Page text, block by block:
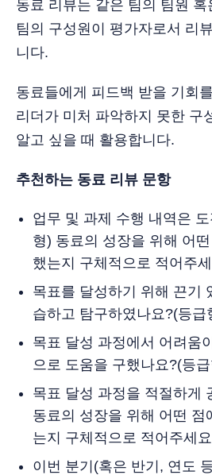
동료 리뷰는 같은 팀의 팀원
팀의 구성원이 평가자로서 리
니다.
동료들에게 피드백 받을 기회
리더가 미처 파악하지 못한 구
알고 싶을 때 활용합니다.
추천하는 동료 리뷰 문항
업무 및 과제 수행 내역은
형) 동료의 성장을 위해 어
했는지 구체적으로 적어주
목표를 달성하기 위해 끈기
습하고 탐구하였나요?(등급
목표 달성 과정에서 어려움
으로 도움을 구했나요?(등
목표 달성 과정을 적절하게
동료의 성장을 위해 어떤 점
는지 구체적으로 적어주세
이번 분기(혹은 반기, 연도